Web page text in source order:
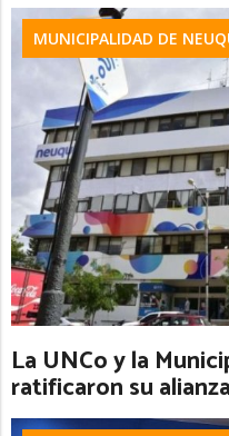
MUNICIPALIDAD DE
La UNCo y la
ratificaron su